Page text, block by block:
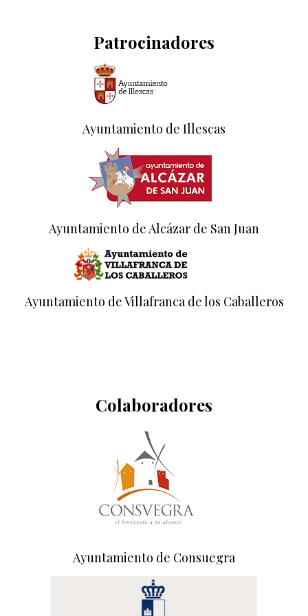
Patrocinadores
Ayuntamiento de Illescas
Ayuntamiento de Alcázar de San Juan
Ayuntamiento de Villafranca de los Caballeros
Colaboradores
Ayuntamiento de Consuegra